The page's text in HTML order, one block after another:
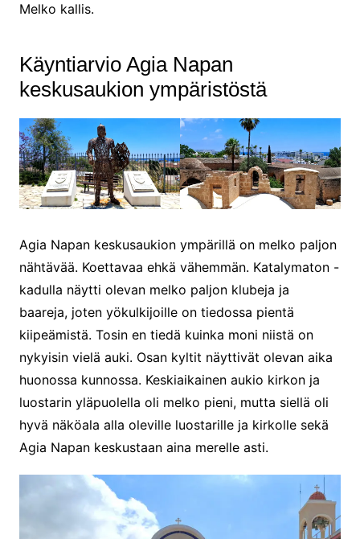
Melko kallis.
Käyntiarvio Agia Napan
keskusaukion ympäristöstä
Agia Napan keskusaukion ympärillä on melko paljon
nähtävää. Koettavaa ehkä vähemmän. Katalymaton -
kadulla näytti olevan melko paljon klubeja ja
baareja, joten yökulkijoille on tiedossa pientä
kiipeämistä. Tosin en tiedä kuinka moni niistä on
nykyisin vielä auki. Osan kyltit näyttivät olevan aika
huonossa kunnossa. Keskiaikainen aukio kirkon ja
luostarin yläpuolella oli melko pieni, mutta siellä oli
hyvä näköala alla oleville luostarille ja kirkolle sekä
Agia Napan keskustaan aina merelle asti.